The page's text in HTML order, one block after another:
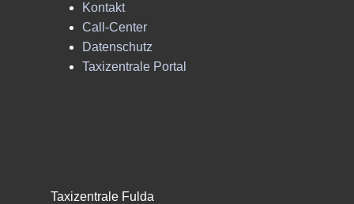
Kontakt
Call-Center
Datenschutz
Taxizentrale Portal
Taxizentrale Fulda